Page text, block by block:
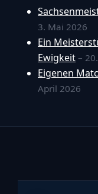
3. Mai 2026
Ein
Ewigkeit –
Eigenen
April 2026